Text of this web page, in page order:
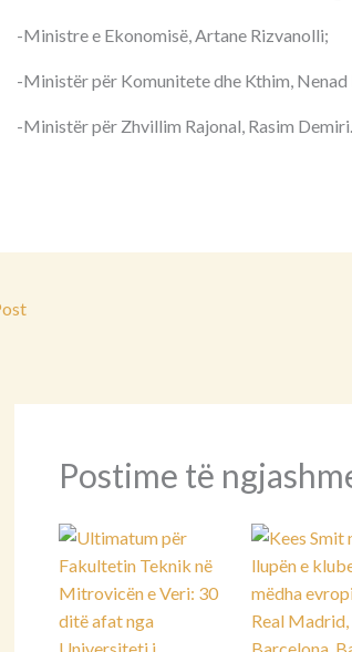
-Ministre e Ekonomisë, Artane Rizvanolli;
-Ministër për Komunitete dhe Kthim, Nenad
-Ministër për Zhvillim Rajonal, Rasim Demiri.
Postime të